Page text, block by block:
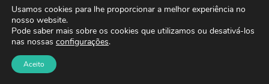
Usamos cookies para lhe proporcionar a melhor experiência no
nosso website.
Pode saber mais sobre os cookies que utilizamos ou desativá-los
nas nossas configurações.
Aceito